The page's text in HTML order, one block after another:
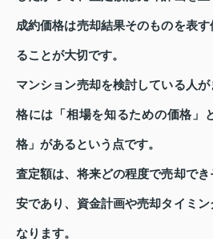
成約価格は売却結果そのものを表す
ることが大切です。
マンション売却を検討している人
格には「相場を知るための価格」
格」があるという点です。
査定額は、将来どの程度で売却でき
安であり、資金計画や売却タイミ
なります。